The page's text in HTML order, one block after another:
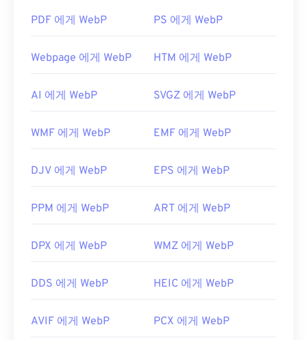
리 사용됩니다.
GIF는 거의 모든 이미지 뷰어 애플리케이션, 웹 브라
으로 GIF를 열려면
Adobe Photoshop 과 같은 애플
Photos, AdobePhotoshop Elements, Roxio
macOS에서는 Adobe Illustrator를 포함한 Adobe 이
미지 뷰어 및 편집기를 사용하세요.
최초 출시: 1987년 6월 15일
WebP 파일을 여는 기본 프로그램은 여러 플랫폼에
일은
와Microsoft Paint 에서도 자동으로 열립
니다. Chrome을 제외한 모든 웹 브라우저는 WebP
IrfanView , Windows Photo Viewer , Adobe
그인을 설치해야 합니다.
유용한 링크:
관련 WebP 도구:
사용하세요.
PDF 에게 WebP PS 에게 WebP
Webpage 에게 WebP HTM 에게 WebP
AI 에게 WebP SVGZ 에게 WebP
WMF 에게 WebP EMF 에게 WebP
DJV 에게 WebP EPS 에게 WebP
PPM 에게 WebP ART 에게 WebP
DPX 에게 WebP WMZ 에게 WebP
DDS 에게 WebP HEIC 에게 WebP
AVIF 에게 WebP PCX 에게 WebP